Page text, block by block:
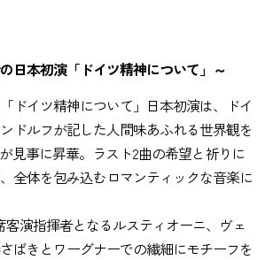
日本初演「ドイツ精神について」～
ドイツ精神について」日本初演は、ドイ
ドルフが記した人間味あふれる世界観を
見事に昇華。ラスト2曲の希望と祈りに
全体を包み込むロマンティックな音楽に
客演指揮者となるルスティオーニ、ヴェ
ばきとワーグナーでの繊細にモチーフを